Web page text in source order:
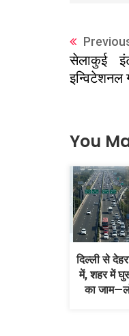
सेलाकुई
इन्विटेशनल
You
दिल्ली से
में, शहर में
का